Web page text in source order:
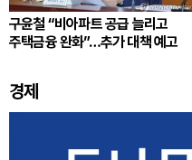
구윤철 “비아파트 공급 늘리고
주택금융 완화”…추가 대책 예고
경제